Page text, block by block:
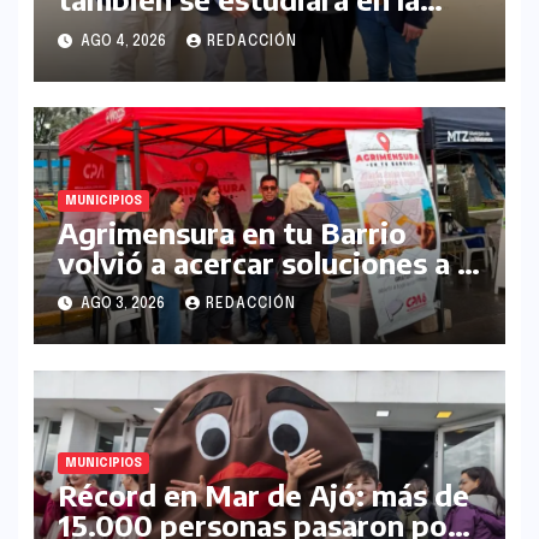
UNLaM
AGO 4, 2026 REDACCIÓN
MUNICIPIOS
Agrimensura en tu Barrio
volvió a acercar soluciones a la
comunidad en La Matanza
AGO 3, 2026 REDACCIÓN
MUNICIPIOS
Récord en Mar de Ajó: más de
15.000 personas pasaron por